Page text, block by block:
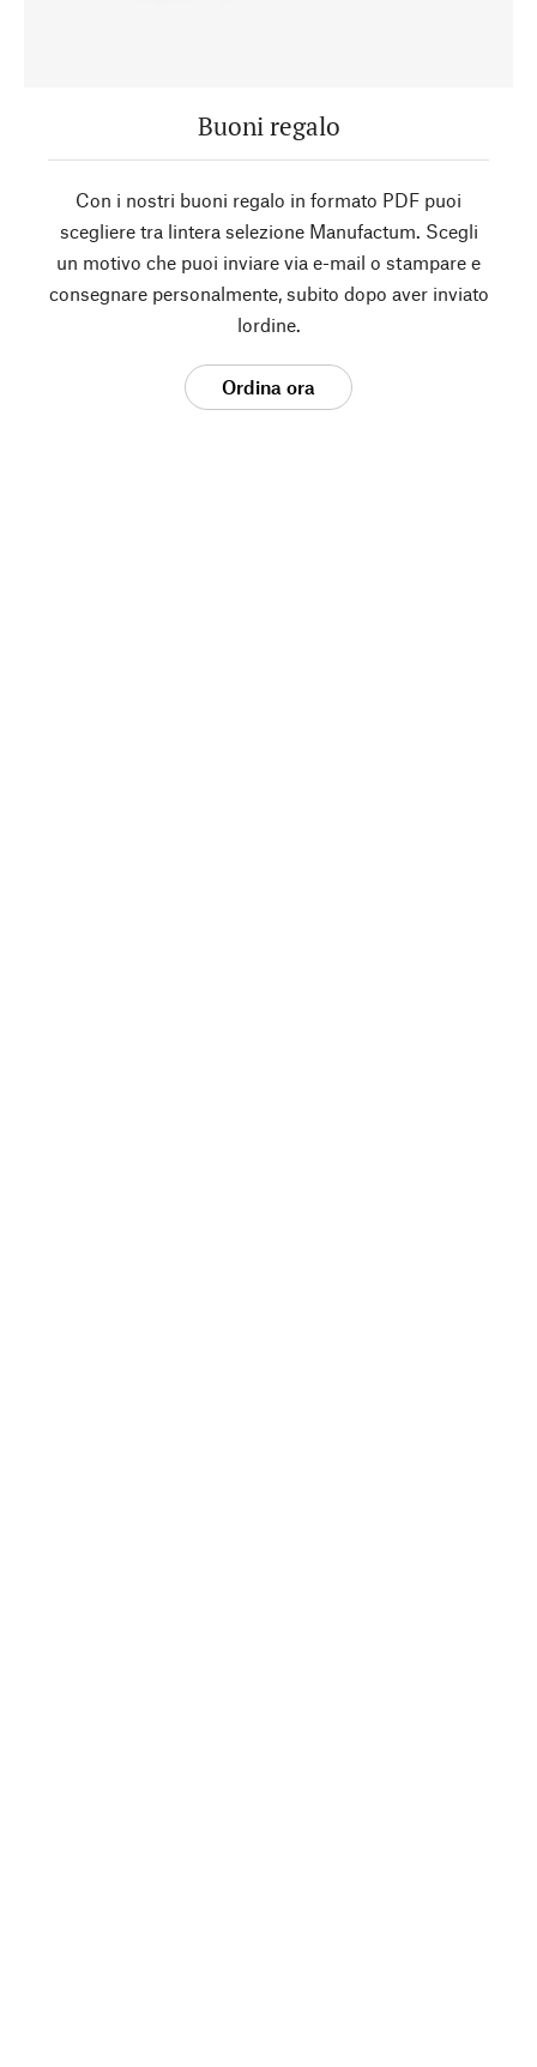
Buoni regalo
Con i nostri buoni regalo in formato PDF puoi
scegliere tra lintera selezione Manufactum. Scegli
un motivo che puoi inviare via e-mail o stampare e
consegnare personalmente, subito dopo aver inviato
lordine.
Ordina ora